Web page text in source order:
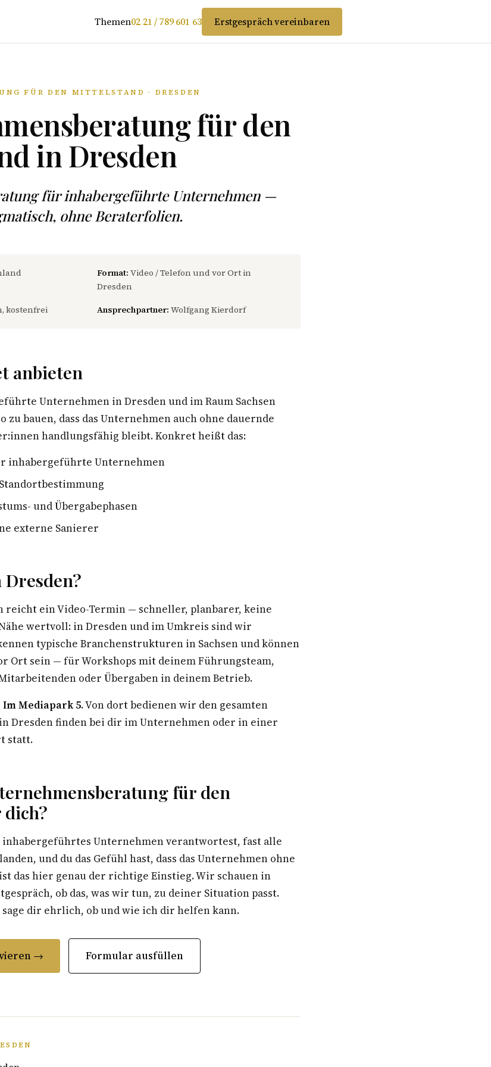
Themen02 21 / 789 601 63 Erstgespräch vereinbaren
FÜR DEN MITTELSTAND · DRESDEN
für den
in Dresden
für inhabergeführte Unternehmen —
ohne Beraterfolien.
Format: Video / Telefon und vor Ort in
Dresden
kostenfrei Ansprechpartner: Wolfgang Kierdorf
anbieten
Unternehmen in Dresden und im Raum Sachsen
bauen, dass das Unternehmen auch ohne dauernde
handlungsfähig bleibt. Konkret heißt das:
inhabergeführte Unternehmen
und Übergabephasen
externe Sanierer
reicht ein Video-Termin — schneller, planbarer, keine
wertvoll: in Dresden und im Umkreis sind wir
typische Branchenstrukturen in Sachsen und können
Ort sein — für Workshops mit deinem Führungsteam,
oder Übergaben in deinem Betrieb.
Mediapark 5. Von dort bedienen wir den gesamten
Dresden finden bei dir im Unternehmen oder in einer
statt.
für den
inhabergeführtes Unternehmen verantwortest, fast alle
und du das Gefühl hast, dass das Unternehmen ohne
das hier genau der richtige Einstieg. Wir schauen in
ob das, was wir tun, zu deiner Situation passt.
dir ehrlich, ob und wie ich dir helfen kann.
→ Formular ausfüllen